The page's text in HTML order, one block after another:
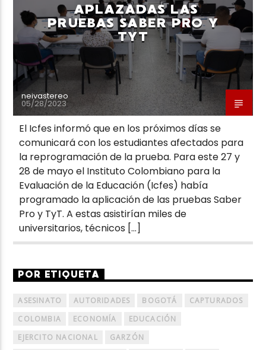
Neiva Estereo
APLAZADAS LAS
PRUEBAS SABER PRO Y
TYT
neivastereo
05/28/2023
El Icfes informó que en los próximos días se
comunicará con los estudiantes afectados para
la reprogramación de la prueba. Para este 27 y
28 de mayo el Instituto Colombiano para la
Evaluación de la Educación (Icfes) había
programado la aplicación de las pruebas Saber
Pro y TyT. A estas asistirían miles de
universitarios, técnicos […]
POR ETIQUETA
ASESINATO AUTORIDADES BOGOTÁ
CAPTURADOS
COLOMBIA
ECONOMÍA
EDUCACIÓN
EJERCITO NACIONAL
GARZÓN